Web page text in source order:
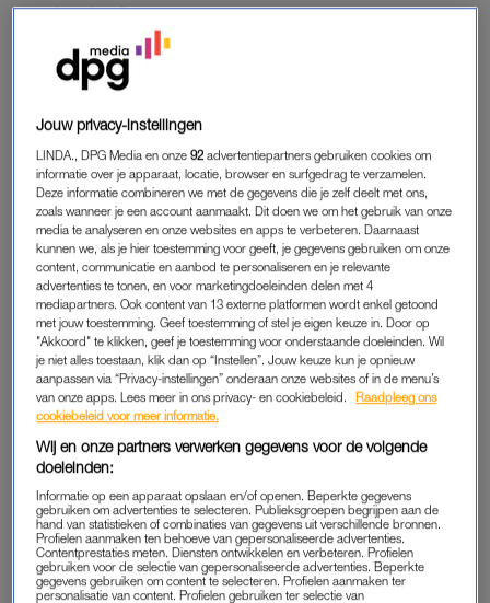
werd geplant.”
‘IETS MET DE ZEE’
De echte liefde voor de zee kwam op haar zestiende, tijdens
een backpackreis met haar moeder in Thailand. “Ik stelde
voor om een duikcursus te doen. Mijn moeder keek me aan
alsof ik gek was. Hoewel ik toen al wakeboarde en windsurfte,
bleef ik liever op het water. En ging ik liever niet onder de
oppervlakte. Tijdens mijn eerste duik veranderde alles. Zodra
ik kopje onder ging, wist ik: dit is het. Zelfs een pijnlijke
kwallenbeet op de laatste cursusdag kon me niet van
gedachten veranderen.”
Vanaf dat moment weet Lola dat ze ‘iets met de zee’ wil doen,
maar ze heeft nog geen duidelijk pad voor ogen. “In
Nederland was er geen directe marinebiologie-opleiding, dus
koos ik voor een studie Milieukunde. In mijn derde jaar ging ik
stage lopen op Bonaire, waar ik onderzoek deed voor een
lokale natuurorganisatie. Elke vrije minuut lag ik in het water. Ik
wist toen al dat ik na mijn bachelor een master marinebiologie
wilde doen.”
Jouw privacy-instellingen
LINDA., DPG Media en onze92 advertentiepartners gebruiken cookies om
informatie over je apparaat, locatie, browser en surfgedrag te verzamelen.
Deze informatie combineren we met de gegevens die je zelf deelt met ons,
zoals wanneer je een account aanmaakt. Dit doen we om het gebruik van onze
media te analyseren en onze websites en apps te verbeteren. Daarnaast
kunnen we, als je hier toestemming voor geeft, je gegevens gebruiken om onze
content, communicatie en aanbod te personaliseren en je relevante
advertenties te tonen, en voor marketingdoeleinden delen met 4
mediapartners. Ook content van 13 externe platformen wordt enkel getoond
met jouw toestemming. Geef toestemming of stel je eigen keuze in. Door op
"Akkoord" te klikken, geef je toestemming voor onderstaande doeleinden. Wil
je niet alles toestaan, klik dan op “Instellen”. Jouw keuze kun je opnieuw
aanpassen via “Privacy-instellingen” onderaan onze websites of in de menu’s
van onze apps. Lees meer in ons privacy- en cookiebeleid.
Raadpleeg ons
cookiebeleid voor meer informatie.
Wij en onze partners verwerken gegevens voor de volgende
doeleinden:
Informatie op een apparaat opslaan en/of openen. Beperkte gegevens
gebruiken om advertenties te selecteren. Publieksgroepen begrijpen aan de
hand van statistieken of combinaties van gegevens uit verschillende bronnen.
Profielen aanmaken ten behoeve van gepersonaliseerde advertenties.
Contentprestaties meten. Diensten ontwikkelen en verbeteren. Profielen
gebruiken voor de selectie van gepersonaliseerde advertenties. Beperkte
gegevens gebruiken om content te selecteren. Profielen aanmaken ter
personalisatie van content. Profielen gebruiken ter selectie van